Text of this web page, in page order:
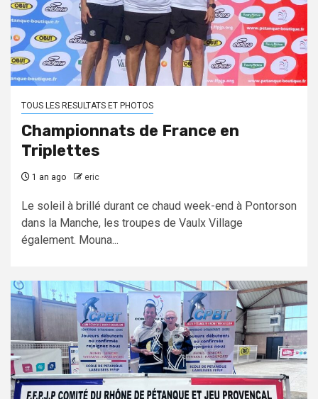
TOUS LES RESULTATS ET PHOTOS
Championnats de France en
Triplettes
1 an ago eric
Le soleil à brillé durant ce chaud week-end à Pontorson
dans la Manche, les troupes de Vaulx Village
également. Mouna...